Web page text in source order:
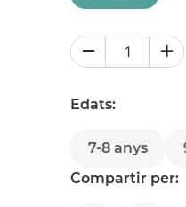
Edats:
7-8 anys
Compartir per: